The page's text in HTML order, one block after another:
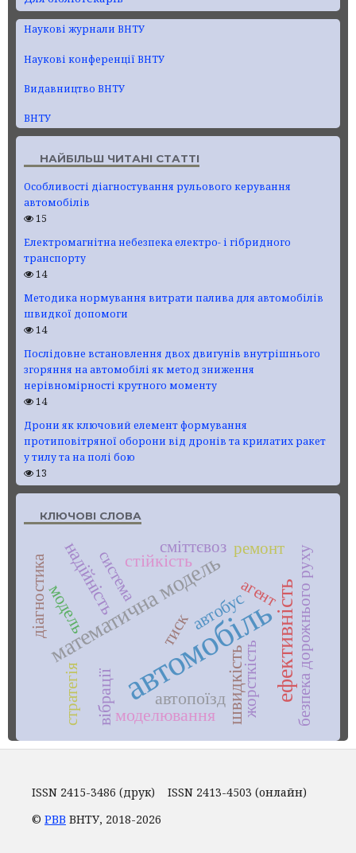
Наукові журнали ВНТУ
Наукові конференції ВНТУ
Видавництво ВНТУ
ВНТУ
НАЙБІЛЬШ ЧИТАНІ СТАТТІ
Особливості діагностування рульового керування
автомобілів
15
Електромагнітна небезпека електро- і гібридного
транспорту
14
Методика нормування витрати палива для автомобілів
швидкої допомоги
14
Послідовне встановлення двох двигунів внутрішнього
згоряння на автомобілі як метод зниження
нерівномірності крутного моменту
14
Дрони як ключовий елемент формування
протиповітряної оборони від дронів та крилатих ракет
у тилу та на полі бою
13
КЛЮЧОВІ СЛОВА
автомобіль
математична модель ефективність
надійність
швидкість
автопоїзд
автобус
моделювання
модель тиск
вібрації
стійкість
діагностика система безпека дорожнього руху
стратегія жорсткість
сміттєвоз
агент
ремонт
ISSN 2415-3486 (друк) ISSN 2413-4503 (онлайн)
© РВВ ВНТУ, 2018-2026